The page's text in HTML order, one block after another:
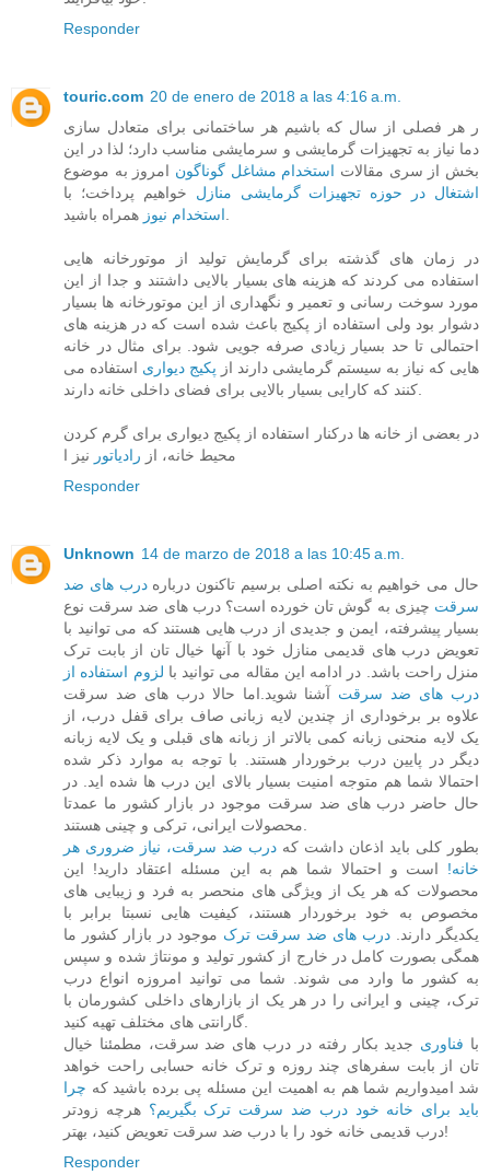
Responder
touric.com 20 de enero de 2018 a las 4:16 a.m.
ر هر فصلی از سال که باشیم هر ساختمانی برای متعادل سازی
دما نیاز به تجهیزات گرمایشی و سرمایشی مناسب دارد؛ لذا در این
بخش از سری مقالات استخدام مشاغل گوناگون امروز به موضوع
اشتغال در حوزه تجهیزات گرمایشی منازل خواهیم پرداخت؛ با
استخدام نیوز
در زمان های گذشته برای گرمایش تولید از موتورخانه هایی
استفاده می کردند که هزینه های بسیار بالایی داشتند و جدا از این
مورد سوخت رسانی و تعمیر و نگهداری از این موتورخانه ها بسیار
دشوار بود ولی استفاده از پکیج باعث شده است که در هزینه های
احتمالی تا حد بسیار زیادی صرفه جویی شود. برای مثال در خانه
هایی که نیاز به سیستم گرمایشی دارند از پکیج دیواری استفاده می
در بعضی از خانه ها درکنار استفاده از پکیج دیواری برای گرم کردن
محیط خانه، از رادیاتور نیز ا
Responder
Unknown 14 de marzo de 2018 a las 10:45 a.m.
حال می خواهیم به نکته اصلی برسیم تاکنون دربارهدرب های ضد
سرقت چیزی به گوش تان خورده است؟ درب های ضد سرقت نوع
بسیار پیشرفته، ایمن و جدیدی از درب هایی هستند که می توانید با
تعویض درب های قدیمی منازل خود با آنها خیال تان از بابت ترک
منزل راحت باشد. در ادامه این مقاله می توانید با لزوم استفاده از
درب های ضد سرقت آشنا شوید.اما حالا درب های ضد سرقت
علاوه بر برخوداری از چندین لایه زبانی صاف برای قفل درب، از
یک لایه منحنی زبانه کمی بالاتر از زبانه های قبلی و یک لایه زبانه
دیگر در پایین درب برخوردار هستند. با توجه به موارد ذکر شده
احتمالا شما هم متوجه امنیت بسیار بالای این درب ها شده اید. در
حال حاضر درب های ضد سرقت موجود در بازار کشور ما عمدتا
بطور کلی باید اذعان داشت که درب ضد سرقت، نیاز ضروری هر
خانه! است و احتمالا شما هم به این مسئله اعتقاد دارید! این
محصولات که هر یک از ویژگی های منحصر به فرد و زیبایی های
مخصوص به خود برخوردار هستند، کیفیت هایی نسبتا برابر با
یکدیگر دارند. درب های ضد سرقت ترک موجود در بازار کشور ما
همگی بصورت کامل در خارج از کشور تولید و مونتاژ شده و سپس
به کشور ما وارد می شوند. شما می توانید امروزه انواع درب
ترک، چینی و ایرانی را در هر یک از بازارهای داخلی کشورمان با
با فناوری جدید بکار رفته در درب های ضد سرقت، مطمئنا خیال
تان از بابت سفرهای چند روزه و ترک خانه حسابی راحت خواهد
شد امیدواریم شما هم به اهمیت این مسئله پی برده باشید که چرا
باید برای خانه خود درب ضد سرقت ترک بگیریم؟ هرچه زودتر
درب قدیمی خانه خود را با درب ضد سرقت تعویض کنید، بهتر!
Responder